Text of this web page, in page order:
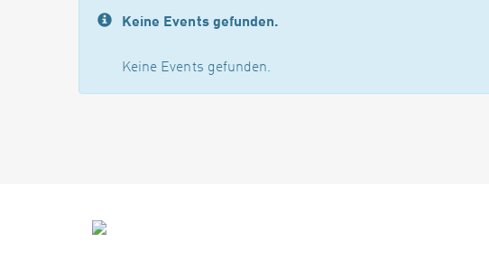
Keine Events gefunden.
Keine Events gefunden.